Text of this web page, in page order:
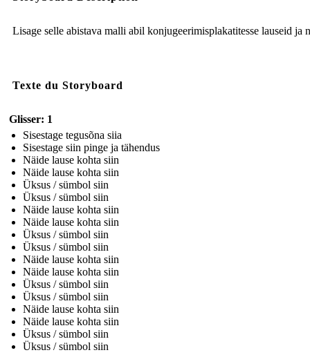
Lisage selle abistava malli abil konjugeerimisplakatitesse lauseid ja
Texte du Storyboard
Glisser: 1
Sisestage tegusõna siia
Sisestage siin pinge ja tähendus
Näide lause kohta siin
Näide lause kohta siin
Üksus / sümbol siin
Üksus / sümbol siin
Näide lause kohta siin
Näide lause kohta siin
Üksus / sümbol siin
Üksus / sümbol siin
Näide lause kohta siin
Näide lause kohta siin
Üksus / sümbol siin
Üksus / sümbol siin
Näide lause kohta siin
Näide lause kohta siin
Üksus / sümbol siin
Üksus / sümbol siin